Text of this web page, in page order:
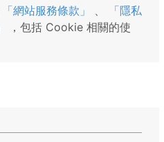
「網站服務條款」
「隱私
，包括 Cookie 相關的使